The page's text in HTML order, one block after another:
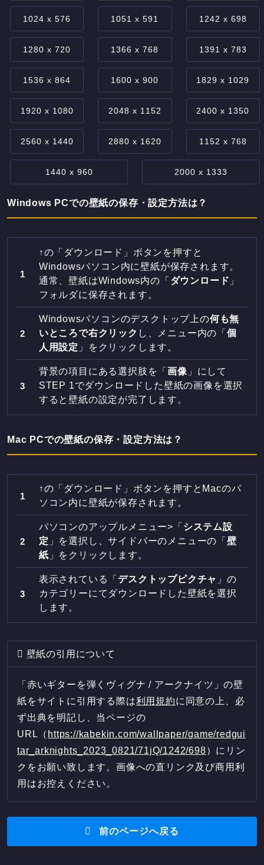
1024 x 576 1051 x 591 1242 x 698
1280 x 720 1366 x 768 1391 x 783
1536 x 864 1600 x 900 1829 x 1029
1920 x 1080 2048 x 1152 2400 x 1350
2560 x 1440 2880 x 1620 1152 x 768
1440 x 960 2000 x 1333
Windows PCでの壁紙の保存・設定方法は？
↑の「ダウンロード」ボタンを押すと
Windowsパソコン内に壁紙が保存されます。
通常、壁紙はWindows内の「 ダウンロード 」
フォルダに保存されます。
Windowsパソコンのデスクトップ上の何も無
いところで右クリック し、メニュー内の「 個
人用設定 」をクリックします。
背景の項目にある選択肢を「画像 」にして
STEP 1でダウンロードした壁紙の画像を選択
すると壁紙の設定が完了します。
Mac PCでの壁紙の保存・設定方法は？
↑の「ダウンロード」ボタンを押すとMacのパ
ソコン内に壁紙が保存されます。
パソコンのアップルメニュー>「 システム設
定 」を選択し、サイドバーのメニューの「壁
紙 」をクリックします。
表示されている「 デスクトップピクチャ 」の
カテゴリーにてダウンロードした壁紙を選択
します。
壁紙の引用について
「赤いギターを弾くヴィグナ / アークナイツ」の壁
紙をサイトに引用する際は利用規約に同意の上、必
ず出典を明記し、当ページの
URL（ https://kabekin.com/wallpaper/game/redgui
tar_arknights_2023_0821/71jQ/1242/698）にリン
クをお願い致します。画像への直リンク及び商用利
用はお控えください。
前のページへ戻る